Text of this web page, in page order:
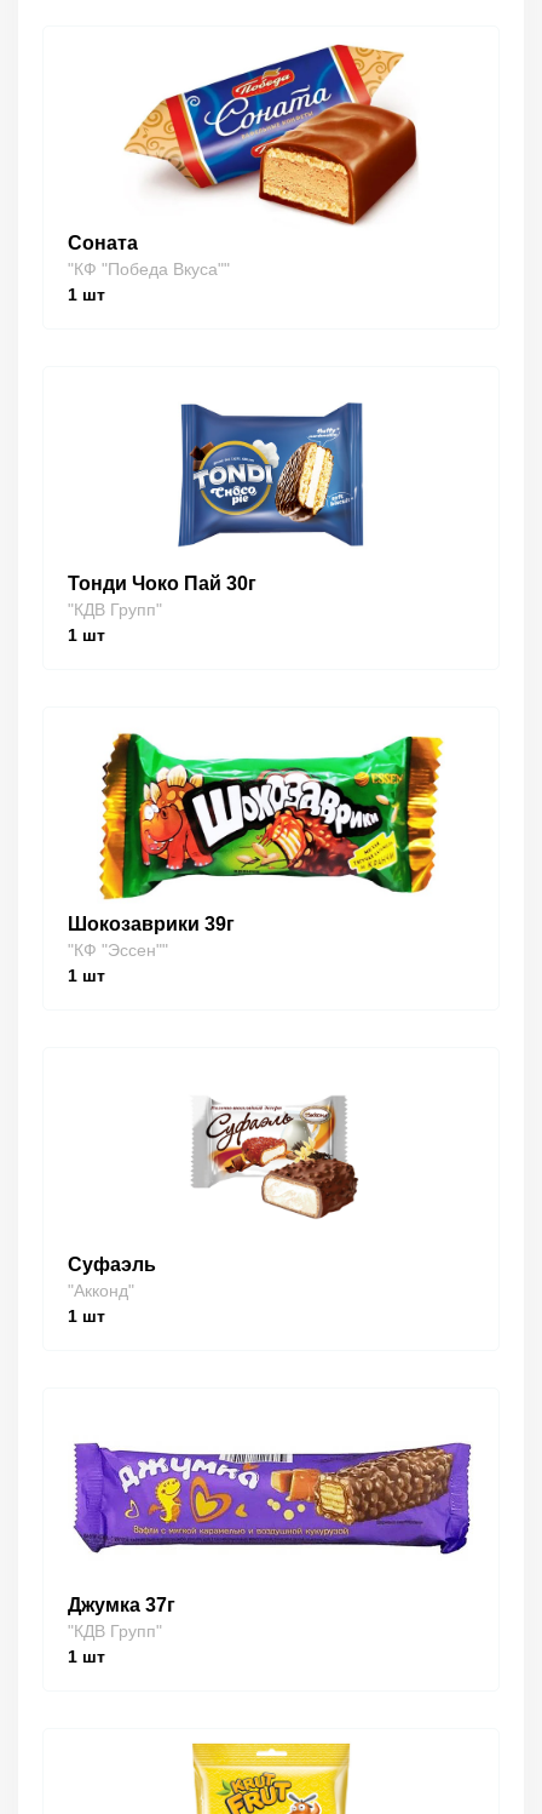
Соната
"КФ "Победа Вкуса""
1 шт
Тонди Чоко Пай 30г
"КДВ Групп"
1 шт
Шокозаврики 39г
"КФ "Эссен""
1 шт
Суфаэль
"Акконд"
1 шт
Джумка 37г
"КДВ Групп"
1 шт